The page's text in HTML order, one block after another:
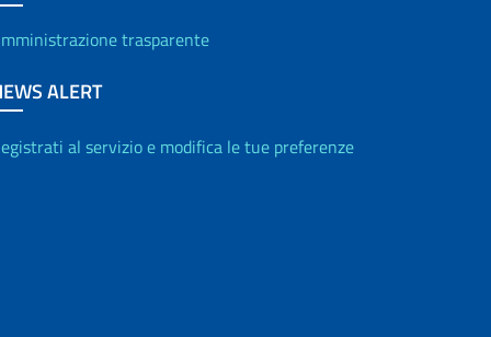
trasparente
ALERT
al servizio e modifica le tue preferenze